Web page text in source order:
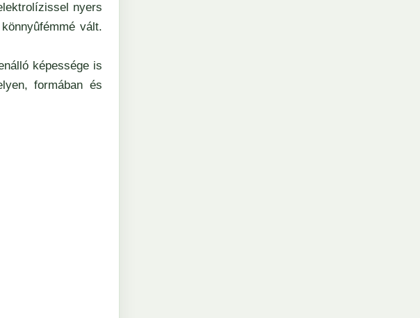
nyers
vált.
képessége is
formában és